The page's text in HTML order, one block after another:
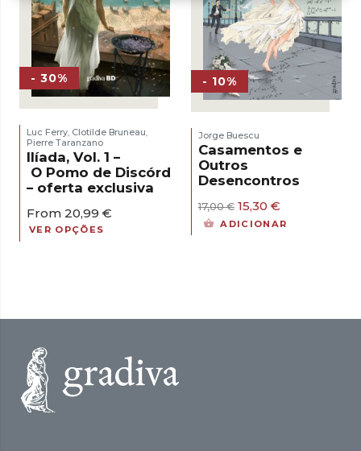
- 30%
Luc Ferry Clotilde Bruneau
Pierre Taranzano
Ilíada, Vol. 1 –
O Pomo de Discórdia
– oferta exclusiva
From 20,99 €
VER OPÇÕES
- 10%
Jorge Buescu
Casamentos e
Outros
Desencontros
17,00€ O
preço
15,30 €O
preço
ADICIONAR